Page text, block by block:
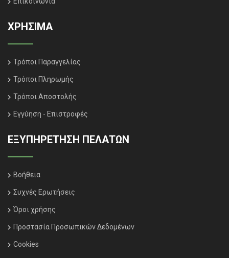
ΧΡΗΣΙΜΑ
Τρόποι Παραγγελίας
Τρόποι Πληρωμής
Τρόποι Αποστολής
Εγγύηση - Επιστροφές
ΕΞΥΠΗΡΈΤΗΣΗ ΠΕΛΑΤΏΝ
Βοήθεια
Συχνές Ερωτήσεις
Όροι χρήσης
Προστασία Προσωπικών Δεδομένων
Cookies